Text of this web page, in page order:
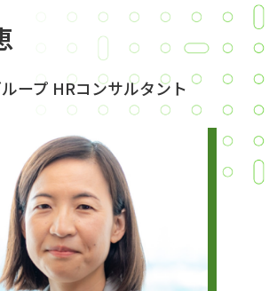
ープ HRコンサルタント